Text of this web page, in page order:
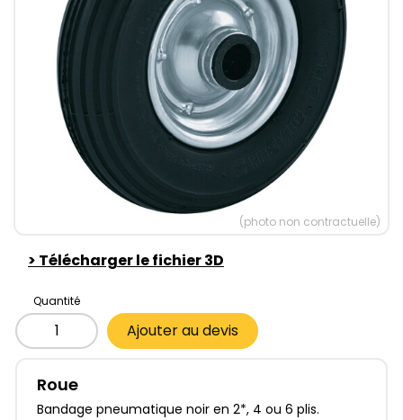
(photo non contractuelle)
> Télécharger le fichier 3D
Quantité
Ajouter au devis
Roue
Bandage pneumatique noir en 2*, 4 ou 6 plis.